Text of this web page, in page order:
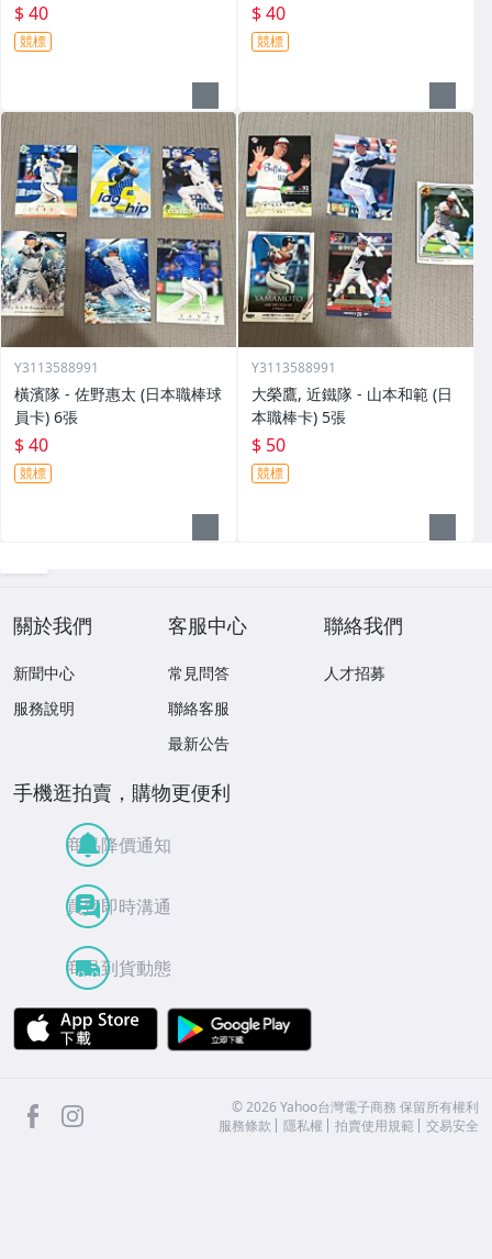
$ 40
競標
$ 40
競標
Y3113588991
橫濱隊 - 佐野惠太 (日本職棒球
員卡) 6張
$ 40
競標
Y3113588991
大榮鷹, 近鐵隊 - 山本和範 (日
本職棒卡) 5張
$ 50
競標
關於我們
新聞中心
服務說明
客服中心
常見問答
聯絡客服
最新公告
聯絡我們
人才招募
手機逛拍賣，購物更便利
商品降價通知
買賣即時溝通
商品到貨動態
APP Store
facebook ©2026 Yahoo台灣電子商務 保留所有權利
服務條款
隱私權 拍賣使用規範 交易安全